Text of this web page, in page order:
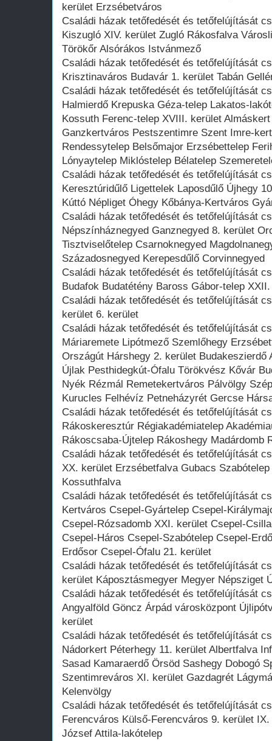
kerület Erzsébetváros
Családi házak tetőfedését és tetőfelújítását
Kiszugló XIV. kerület Zugló Rákosfalva
Törökőr Alsórákos Istvánmező
Családi házak tetőfedését és tetőfelújítását
Krisztinaváros Budavár 1. kerület Tabán
Családi házak tetőfedését és tetőfelújítását
Halmierdő Krepuska Géza-telep Lakatos-
Kossuth Ferenc-telep XVIII. kerület
Ganzkertváros Pestszentimre Szent Imre-
Rendessytelep Belsőmajor Erzsébettelep
Lónyaytelep Miklóstelep Bélatelep
Családi házak tetőfedését és tetőfelújítását
Keresztúridűlő Ligettelek Laposdűlő Újhegy
Kúttó Népliget Óhegy Kőbánya-Kertváros
Családi házak tetőfedését és tetőfelújítását
Népszínháznegyed Ganznegyed 8. kerület
Tisztviselőtelep Csarnoknegyed
Századosnegyed Kerepesdűlő Corvinnegyed
Családi házak tetőfedését és tetőfelújítását
Budafok Budatétény Baross Gábor-telep
Családi házak tetőfedését és tetőfelújítását
kerület 6. kerület
Családi házak tetőfedését és tetőfelújítását
Máriaremete Lipótmező Szemlőhegy
Országút Hárshegy 2. kerület Budakeszierdő
Újlak Pesthidegkút-Ófalu Törökvész Kővár
Nyék Rézmál Remetekertváros Pálvölgy
Kurucles Felhévíz Petneházyrét Gercse
Családi házak tetőfedését és tetőfelújítását
Rákoskeresztúr Régiakadémiatelep
Rákoscsaba-Újtelep Rákoshegy Madárdomb
Családi házak tetőfedését és tetőfelújítását
XX. kerület Erzsébetfalva Gubacs
Kossuthfalva
Családi házak tetőfedését és tetőfelújítását
Kertváros Csepel-Gyártelep Csepel-
Csepel-Rózsadomb XXI. kerület Csepel-
Csepel-Háros Csepel-Szabótelep Csepel-
Erdősor Csepel-Ófalu 21. kerület
Családi házak tetőfedését és tetőfelújítását
kerület Káposztásmegyer Megyer Népsziget
Családi házak tetőfedését és tetőfelújítását
Angyalföld Göncz Árpád városközpont
kerület
Családi házak tetőfedését és tetőfelújítását
Nádorkert Péterhegy 11. kerület Albertfalva
Sasad Kamaraerdő Örsöd Sashegy Dobogó
Szentimreváros XI. kerület Gazdagrét
Kelenvölgy
Családi házak tetőfedését és tetőfelújítását
Ferencváros Külső-Ferencváros 9. kerület
József Attila-lakótelep